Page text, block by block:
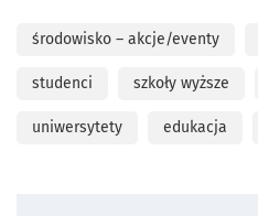
środowisko – akcje/eventy
studenci szkoły wyższe
uniwersytety edukacja